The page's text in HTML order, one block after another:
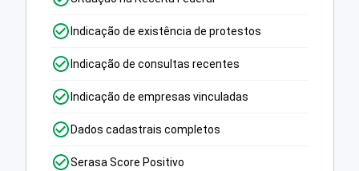
Indicação de existência de protestos
Indicação de consultas recentes
Indicação de empresas vinculadas
Dados cadastrais completos
Serasa Score Positivo